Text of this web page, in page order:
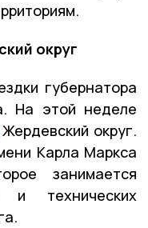
округ
губернатора
На этой неделе
Жердевский округ.
Карла Маркса
занимается
и технических